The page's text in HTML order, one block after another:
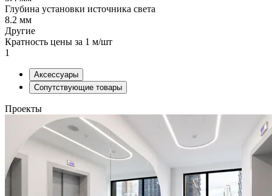
Глубина установки источника света
8.2 мм
Другие
Кратность цены за 1 м/шт
1
Аксессуары
Сопутствующие товары
Проекты